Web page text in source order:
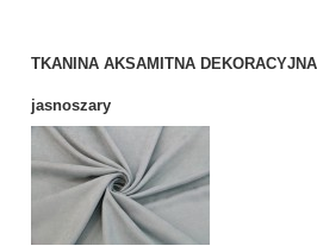
TKANINA AKSAMITNA
jasnoszary